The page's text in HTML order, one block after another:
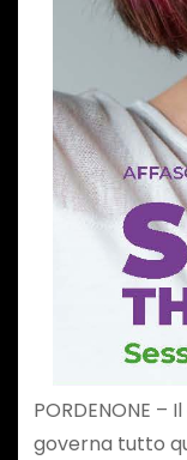
PORDENONE
governa tutto